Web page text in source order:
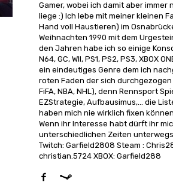
Gamer, wobei ich damit aber
liege :) Ich lebe mit meiner kleinen
Hand voll Haustieren) im
Weihnachten 1990 mit dem
den Jahren habe ich so einige
N64, GC, WII, PS1, PS2, PS3, XBOX
ein eindeutiges Genre dem ich
roten Faden der sich durchgezogen
FiFA, NBA, NHL), denn Rennsport
EZStrategie, Aufbausimus,... die
haben mich nie wirklich fixen
Wenn ihr Interesse habt dürft ihr
unterschiedlichen Zeiten
Twitch: Garfield2808 Steam :
christian.5724 XBOX: Garfield288